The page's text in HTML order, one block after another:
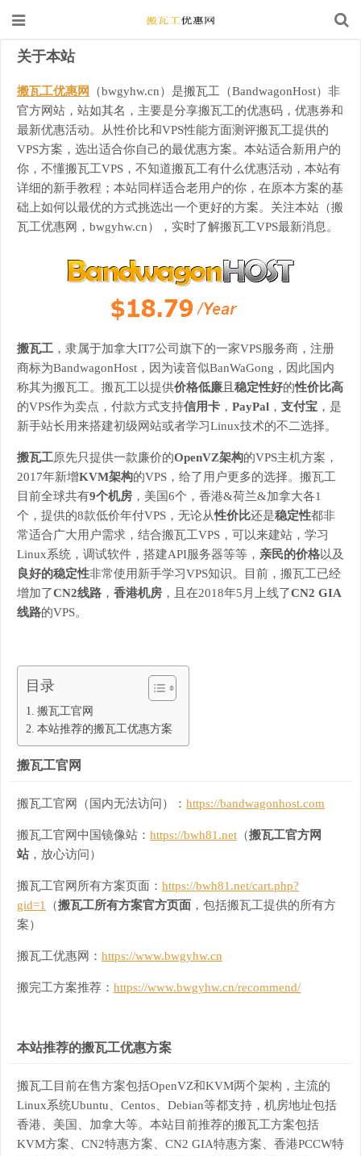
关于本站
搬瓦工优惠网
（bwgyhw.cn）是搬瓦工（BandwagonHost）非
官方网站，站如其名，主要是分享搬瓦工的优惠码，优惠券和
最新优惠活动。从性价比和VPS性能方面测评搬瓦工提供的
VPS方案，选出适合你自己的最优惠方案。本站适合新用户的
你，不懂搬瓦工VPS，不知道搬瓦工有什么优惠活动，本站有
详细的新手教程；本站同样适合老用户的你，在原本方案的基
础上如何以最优的方式挑选出一个更好的方案。关注本站（搬
瓦工优惠网，bwgyhw.cn），实时了解搬瓦工VPS最新消息。
搬瓦工 ，隶属于加拿大IT7公司旗下的一家VPS服务商，注册
商标为BandwagonHost，因为读音似BanWaGong，因此国内
称其为搬瓦工。搬瓦工以提供价格低廉 且 稳定性好的性价比高
的VPS作为卖点，付款方式支持信用卡 ， PayPal ， 支付宝 ，是
新手站长用来搭建初级网站或者学习Linux技术的不二选择。
搬瓦工原先只提供一款廉价的OpenVZ架构的VPS主机方案，
2017年新增KVM架构的VPS，给了用户更多的选择。搬瓦工
目前全球共有9个机房 ，美国6个，香港&荷兰&加拿大各1
个，提供的8款低价年付VPS，无论从性价比还是稳定性都非
常适合广大用户需求，结合搬瓦工VPS，可以来建站，学习
Linux系统，调试软件，搭建API服务器等等， 亲民的价格以及
良好的稳定性非常使用新手学习VPS知识。目前，搬瓦工已经
增加了CN2线路 ， 香港机房 ，且在2018年5月上线了CN2 GIA
线路的VPS。
目录
搬瓦工官网
本站推荐的搬瓦工优惠方案
搬瓦工官网
搬瓦工官网（国内无法访问）： https://bandwagonhost.com
搬瓦工官网中国镜像站： https://bwh81.net （搬瓦工官方网
站，放心访问）
搬瓦工官网所有方案页面： https://bwh81.net/cart.php?
gid=1
（搬瓦工所有方案官方页面 ，包括搬瓦工提供的所有方
案）
搬瓦工优惠网： https://www.bwgyhw.cn
搬完工方案推荐： https://www.bwgyhw.cn/recommend/
本站推荐的搬瓦工优惠方案
搬瓦工目前在售方案包括OpenVZ和KVM两个架构，主流的
Linux系统Ubuntu、Centos、Debian等都支持，机房地址包括
香港、美国、加拿大等。本站目前推荐的搬瓦工方案包括
KVM方案、CN2特惠方案、CN2 GIA特惠方案、香港PCCW特